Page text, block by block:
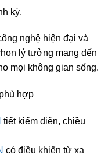
kỳ.
nghệ hiện đại và
lý tưởng mang đến
mọi không gian sống.
hợp
tiết kiếm điện, chiều
có điều khiển từ xa